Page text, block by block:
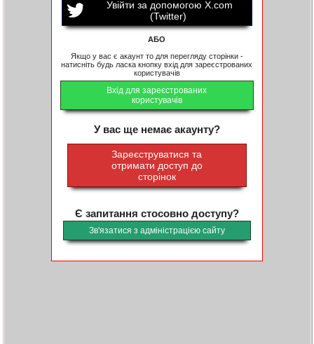
Увійти за допомогою X.com
(Twitter)
АБО
Якщо у вас є акаунт то для перегляду сторінки -
натисніть будь ласка кнопку вхід для зареєстрованих
користувачів
Вхід для зареєстрованих
користувачів
У вас ще немає акаунту?
Зареєструватися та
отримати доступ до
сторінок
Є запитання стосовно доступу?
Зв'язатися з адміністрацією сайту